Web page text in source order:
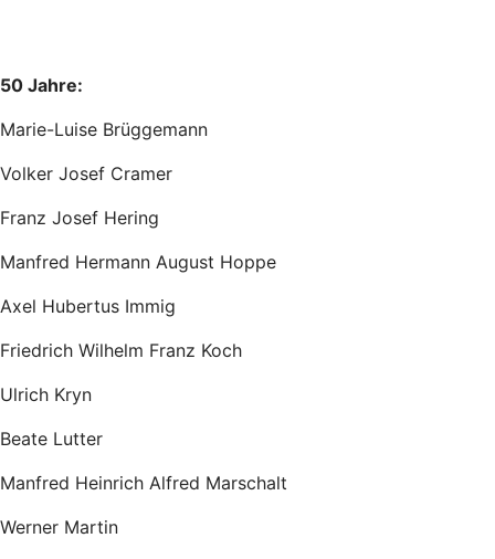
50 Jahre:
Marie-Luise Brüggemann
Volker Josef Cramer
Franz Josef Hering
Manfred Hermann August Hoppe
Axel Hubertus Immig
Friedrich Wilhelm Franz Koch
Ulrich Kryn
Beate Lutter
Manfred Heinrich Alfred Marschalt
Werner Martin